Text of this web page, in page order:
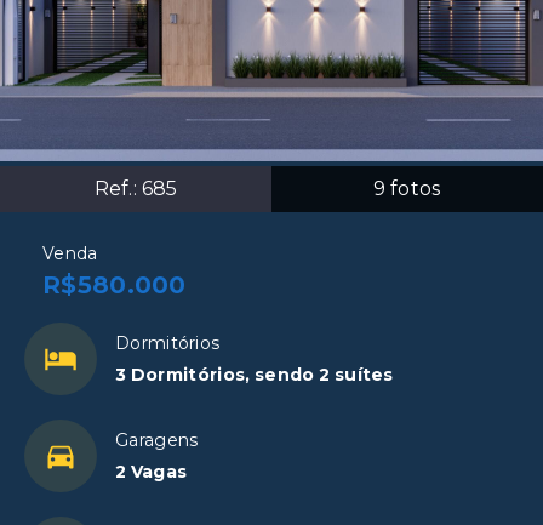
Ref.: 685 9 fotos
Venda
R$580.000
Dormitórios
3 Dormitórios, sendo 2 suítes
Garagens
2 Vagas